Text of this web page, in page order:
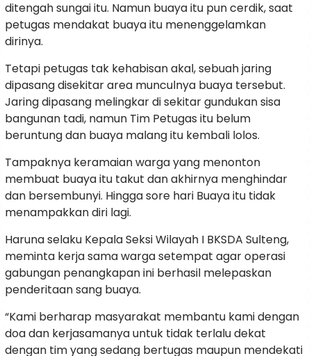
ditengah sungai itu. Namun buaya itu pun cerdik, saat
petugas mendakat buaya itu menenggelamkan
dirinya.
Tetapi petugas tak kehabisan akal, sebuah jaring
dipasang disekitar area munculnya buaya tersebut.
Jaring dipasang melingkar di sekitar gundukan sisa
bangunan tadi, namun Tim Petugas itu belum
beruntung dan buaya malang itu kembali lolos.
Tampaknya keramaian warga yang menonton
membuat buaya itu takut dan akhirnya menghindar
dan bersembunyi. Hingga sore hari Buaya itu tidak
menampakkan diri lagi.
Haruna selaku Kepala Seksi Wilayah I BKSDA Sulteng,
meminta kerja sama warga setempat agar operasi
gabungan penangkapan ini berhasil melepaskan
penderitaan sang buaya.
“Kami berharap masyarakat membantu kami dengan
doa dan kerjasamanya untuk tidak terlalu dekat
dengan tim yang sedang bertugas maupun mendekati